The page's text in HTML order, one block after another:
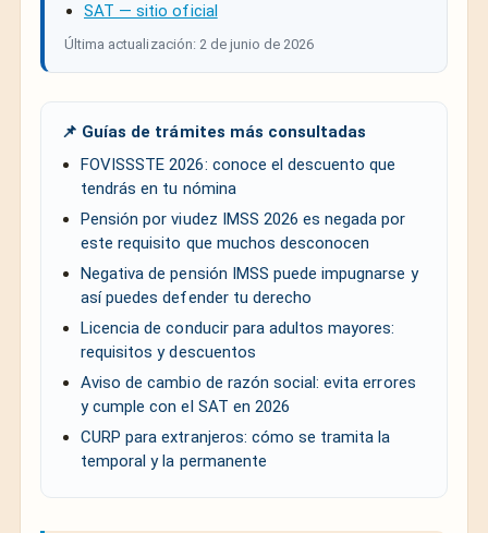
SAT — sitio oficial
Última actualización: 2 de junio de 2026
📌 Guías de trámites más consultadas
FOVISSSTE 2026: conoce el descuento que
tendrás en tu nómina
Pensión por viudez IMSS 2026 es negada por
este requisito que muchos desconocen
Negativa de pensión IMSS puede impugnarse y
así puedes defender tu derecho
Licencia de conducir para adultos mayores:
requisitos y descuentos
Aviso de cambio de razón social: evita errores
y cumple con el SAT en 2026
CURP para extranjeros: cómo se tramita la
temporal y la permanente